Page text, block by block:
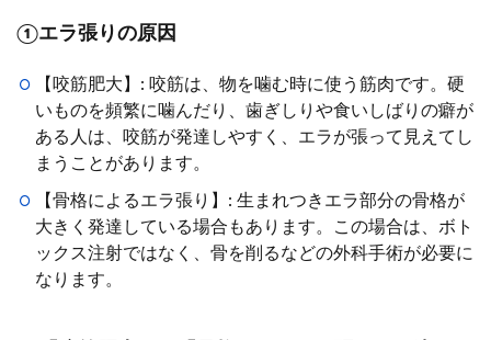
①エラ張りの原因
【咬筋肥大】: 咬筋は、物を噛む時に使う筋肉です。硬
いものを頻繁に噛んだり、歯ぎしりや食いしばりの癖が
ある人は、咬筋が発達しやすく、エラが張って見えてし
まうことがあります。
【骨格によるエラ張り】: 生まれつきエラ部分の骨格が
大きく発達している場合もあります。この場合は、ボト
ックス注射ではなく、骨を削るなどの外科手術が必要に
なります。